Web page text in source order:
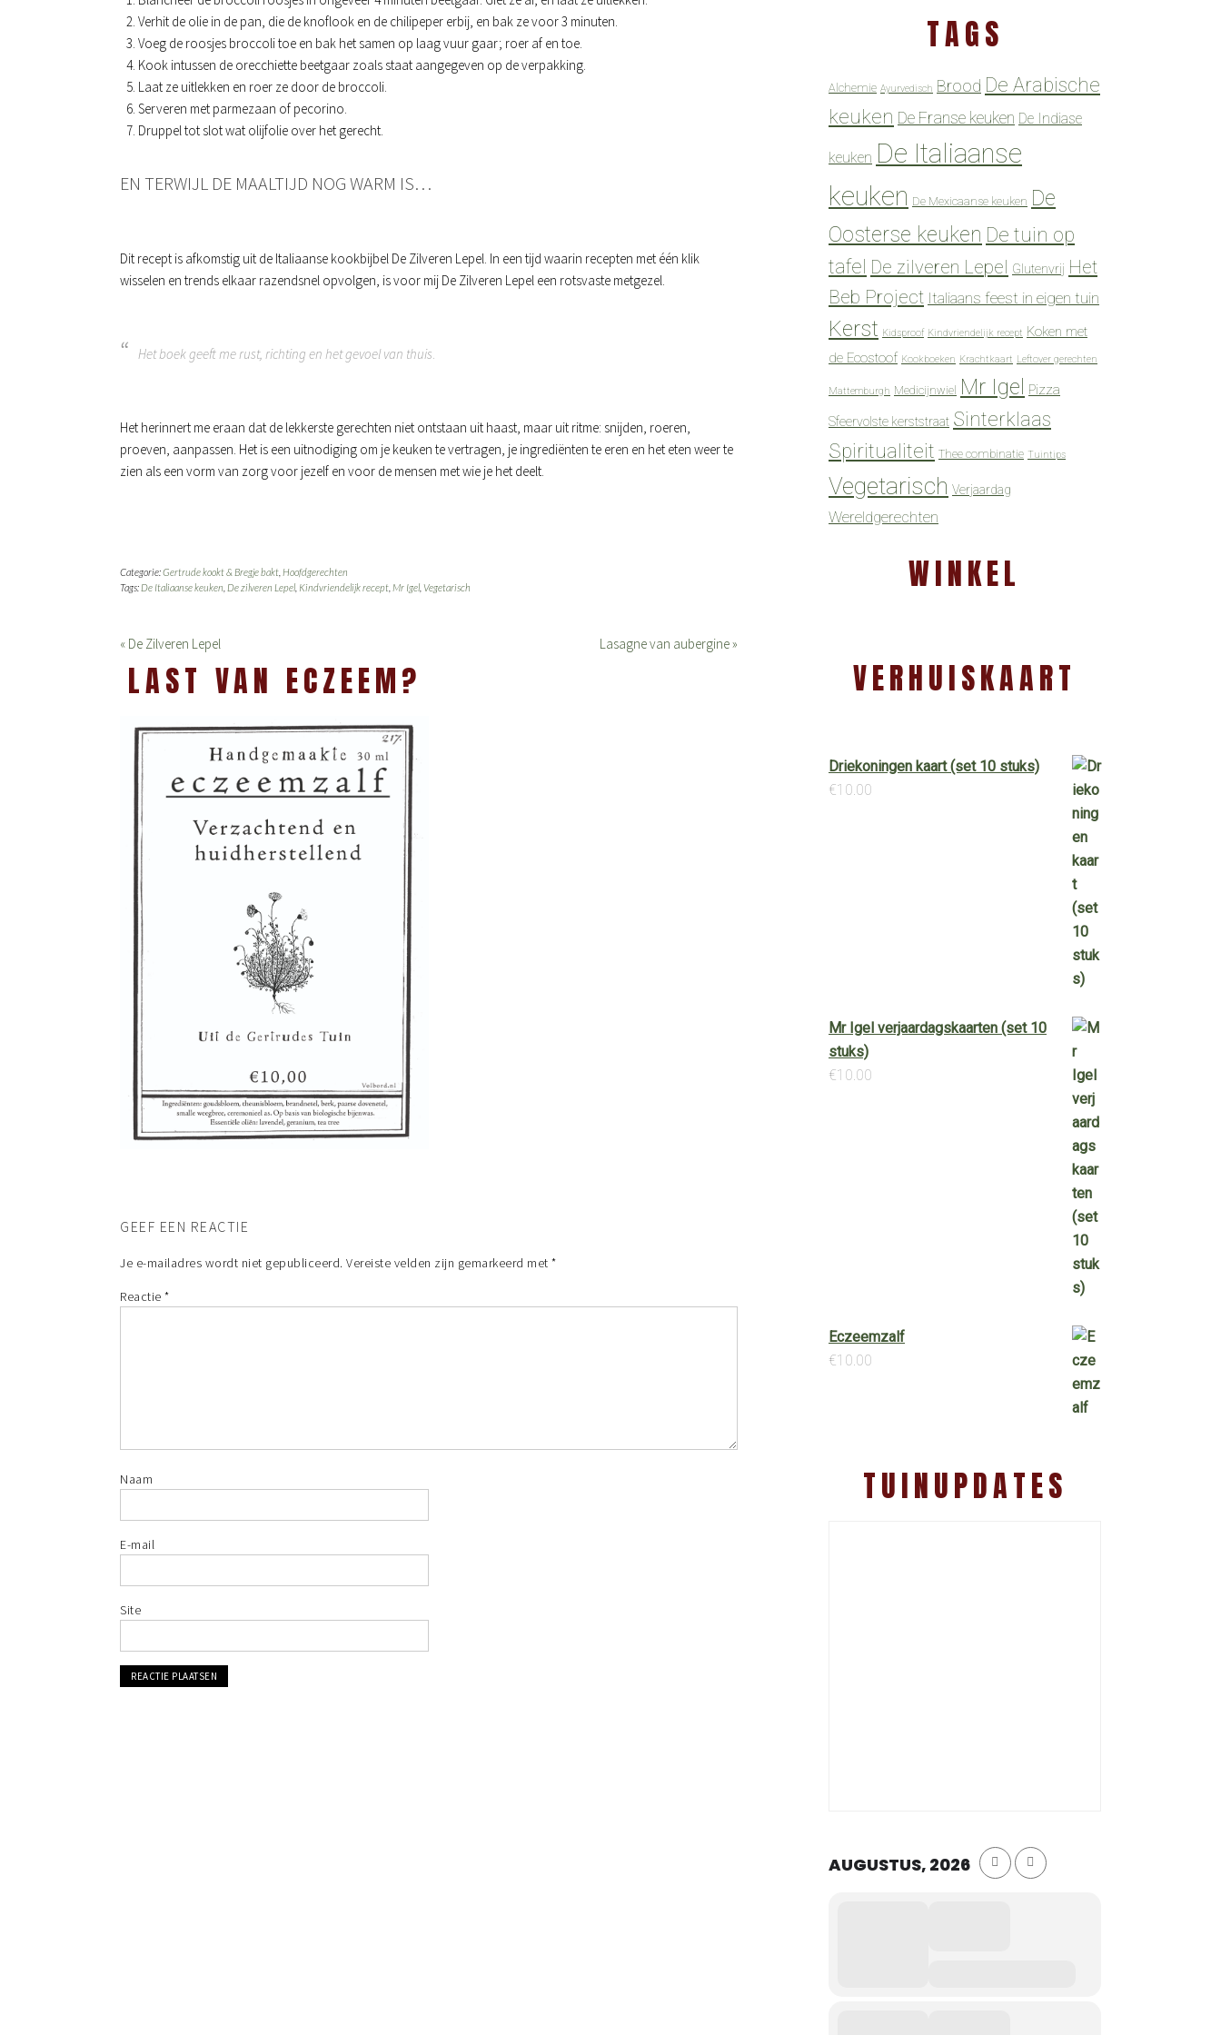
Verhit de olie in de pan, die de knoflook en de chilipeper erbij, en bak ze voor 3 minuten.
Voeg de roosjes broccoli toe en bak het samen op laag vuur gaar; roer af en toe.
Kook intussen de orecchiette beetgaar zoals staat aangegeven op de verpakking.
Laat ze uitlekken en roer ze door de broccoli.
Serveren met parmezaan of pecorino.
Druppel tot slot wat olijfolie over het gerecht.
EN TERWIJL DE MAALTIJD NOG WARM IS…
Dit recept is afkomstig uit de Italiaanse kookbijbel De Zilveren Lepel. In een tijd waarin recepten met één klik
wisselen en trends elkaar razendsnel opvolgen, is voor mij De Zilveren Lepel een rotsvaste metgezel.
Het boek geeft me rust, richting en het gevoel van thuis.
Het herinnert me eraan dat de lekkerste gerechten niet ontstaan uit haast, maar uit ritme: snijden, roeren,
proeven, aanpassen. Het is een uitnodiging om je keuken te vertragen, je ingrediënten te eren en het eten weer te
zien als een vorm van zorg voor jezelf en voor de mensen met wie je het deelt.
Categorie:Gertrude kookt & Bregje bakt Hoofdgerechten
Tags: De Italiaanse keuken De zilveren Lepel Kindvriendelijk recept Mr Igel Vegetarisch
« De Zilveren Lepel Lasagne van aubergine »
LAST VAN ECZEEM?
GEEF EEN REACTIE
Je e-mailadres wordt niet gepubliceerd. Vereiste velden zijn gemarkeerd met *
Reactie *
Naam
E-mail
Site
TAGS
Alchemie Ayurvedisch Brood De Arabische
keuken De Franse keuken De Indiase
keuken De Italiaanse
keuken De Mexicaanse keuken De
Oosterse keuken De tuin op
tafel De zilveren Lepel Glutenvrij Het
Beb Project Italiaans feest in eigen tuin
Kerst Kidsproof Kindvriendelijk recept Koken met
de Ecostoof Kookboeken Krachtkaart Leftover gerechten
Mattemburgh Medicijnwiel Mr Igel Pizza
Sfeervolste kerststraat Sinterklaas
Spiritualiteit Thee combinatie Tuintips
Vegetarisch Verjaardag
Wereldgerechten
WINKEL
VERHUISKAART
Driekoningen kaart (set 10 stuks)
€10.00
Mr Igel verjaardagskaarten (set 10
stuks)
€10.00
Eczeemzalf
€10.00
TUINUPDATES
AUGUSTUS, 2026